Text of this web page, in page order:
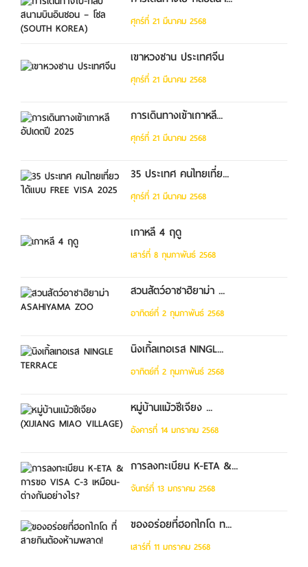
ศุกร์ที่ 21 มีนาคม 2568
เขาหวงซาน ประเทศจีน
ศุกร์ที่ 21 มีนาคม 2568
การเดินทางเข้าเกาหลี...
ศุกร์ที่ 21 มีนาคม 2568
35 ประเทศ คนไทยเที่ย...
ศุกร์ที่ 21 มีนาคม 2568
เกาหลี 4 ฤดู
เสาร์ที่ 8 กุมภาพันธ์ 2568
สวนสัตว์อาซาฮิยาม่า ...
อาทิตย์ที่ 2 กุมภาพันธ์ 2568
นิงเกิ้ลเทอเรส NINGL...
อาทิตย์ที่ 2 กุมภาพันธ์ 2568
หมู่บ้านแม้วซีเจียง ...
อังคารที่ 14 มกราคม 2568
การลงทะเบียน K-ETA &...
จันทร์ที่ 13 มกราคม 2568
ของอร่อยที่ฮอกไกโด ท...
เสาร์ที่ 11 มกราคม 2568